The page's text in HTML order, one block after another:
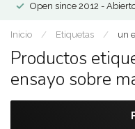
Open since 2012 -
Inicio / Etiquetas / un
Productos
ensayo sobre